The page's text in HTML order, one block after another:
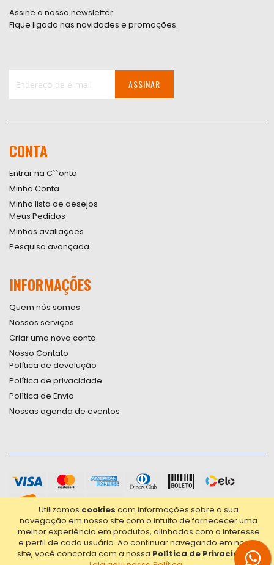
Utilizamos cookies com informações sobre a sua
navegação em nosso site com o intuito de fornececer uma
melhor experiência em produtos, alinhados com o interesse
e perfil de cada usuário. Ao continuar navegando em nosso
site, você concorda com a nossa Política de Privacidade.
Assine a nossa newsletter
Fique ligado nas novidades e promoções.
Newsletter:
ASSINAR
CONTA
Entrar na C``onta
Minha Conta
Minha lista de desejos
Meus Pedidos
Minhas avaliações
Pesquisa avançada
INFORMAÇÕES
Quem nós somos
Nossos serviços
Criar uma nova conta
Nosso Contato
Política de devolução
Política de privacidade
Política de Envio
Nossas agenda de eventos